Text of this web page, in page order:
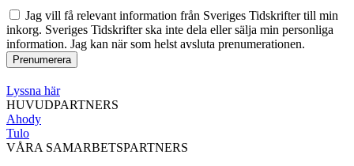
Jag vill få relevant information från Sveriges Tidskrifter till min
inkorg. Sveriges Tidskrifter ska inte dela eller sälja min personliga
information. Jag kan när som helst avsluta prenumerationen.
Lyssna här
HUVUDPARTNERS
Ahody
Tulo
VÅRA SAMARBETSPARTNERS